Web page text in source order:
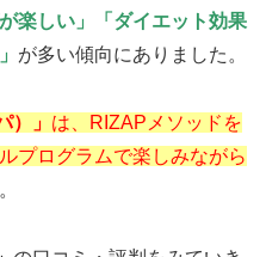
楽しい」「ダイエット効果
が多い傾向にありました。
）」 は、RIZAPメソッドを
プログラムで楽しみながら